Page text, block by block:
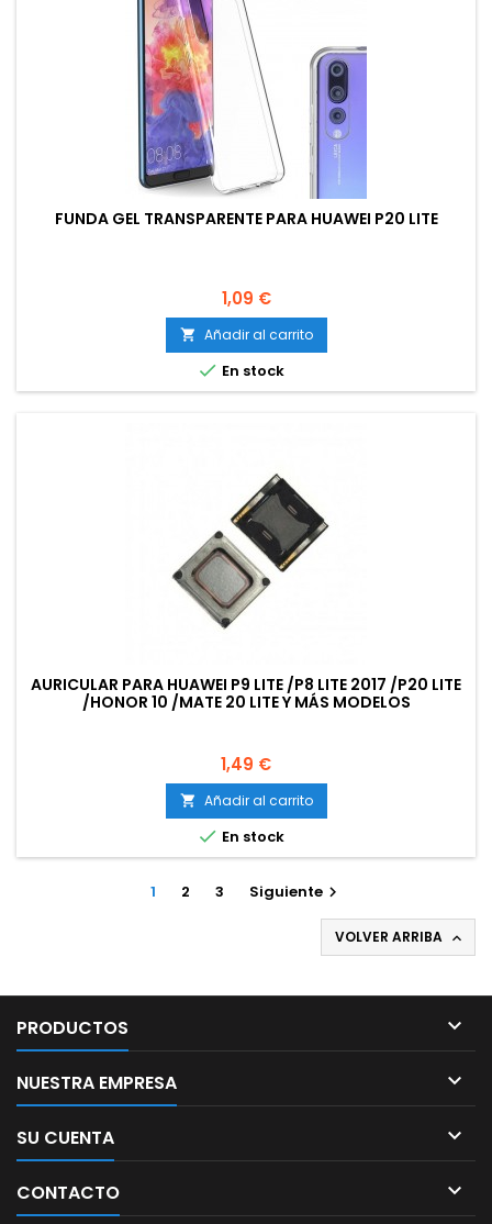
FUNDA GEL TRANSPARENTE PARA HUAWEI P20 LITE
Precio
1,09 €
 Añadir al carrito
 En stock
AURICULAR PARA HUAWEI P9 LITE /P8 LITE 2017 /P20 LITE
/HONOR 10 /MATE 20 LITE Y MÁS MODELOS
Precio
1,49 €
 Añadir al carrito
 En stock
1 2 3 Siguiente
VOLVER ARRIBA 
PRODUCTOS 
NUESTRA EMPRESA 
SU CUENTA 
CONTACTO 